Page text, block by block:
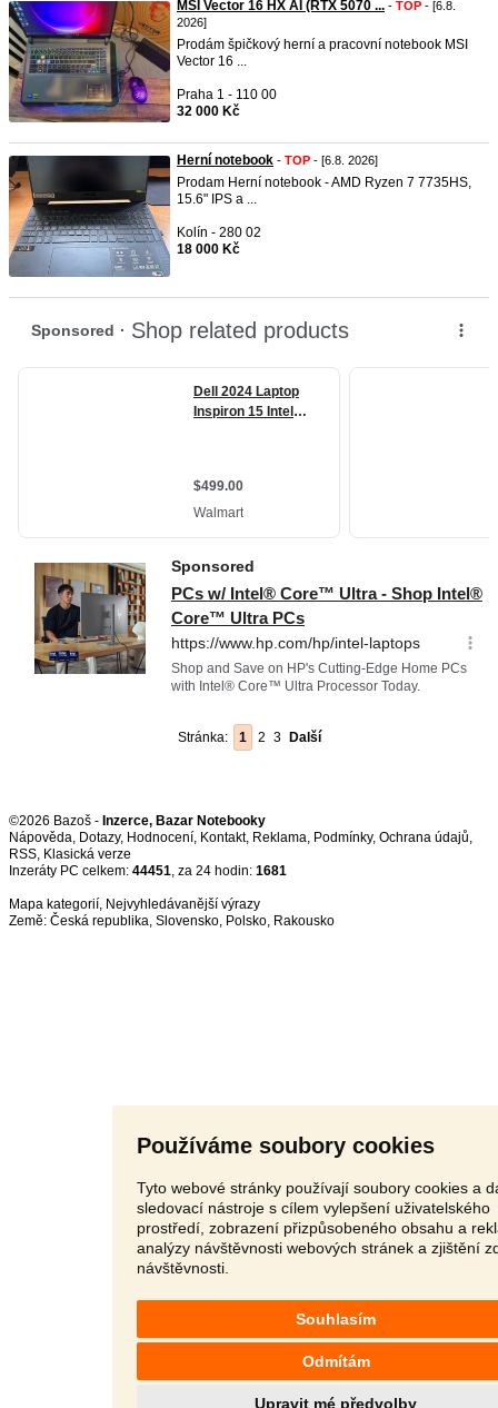
Používáme soubory cookies
Tyto webové stránky používají soubory cookies a
sledovací nástroje s cílem vylepšení uživatelského
prostředí, zobrazení přizpůsobeného obsahu a
analýzy návštěvnosti webových stránek a zjištění
návštěvnosti.
Souhlasím
Odmítám
Upravit mé předvolby
MSI Vector 16 HX AI (RTX 5070 ... - TOP - [6.8.
2026]
Prodám špičkový herní a pracovní notebook MSI
Vector 16 ...
Praha 1 - 110 00
32 000 Kč
Herní notebook - TOP - [6.8. 2026]
Prodam Herní notebook - AMD Ryzen 7 7735HS,
15.6" IPS a ...
Kolín - 280 02
18 000 Kč
Stránka: 1 2 3 Další
©2026 Bazoš - Inzerce, Bazar Notebooky
Nápověda, Dotazy, Hodnocení, Kontakt, Reklama, Podmínky, Ochrana údajů,
RSS,
Inzeráty PC celkem: 44451, za 24 hodin: 1681
Mapa kategorií, Nejvyhledávanější výrazy
Země: Česká republika, Slovensko, Polsko, Rakousko